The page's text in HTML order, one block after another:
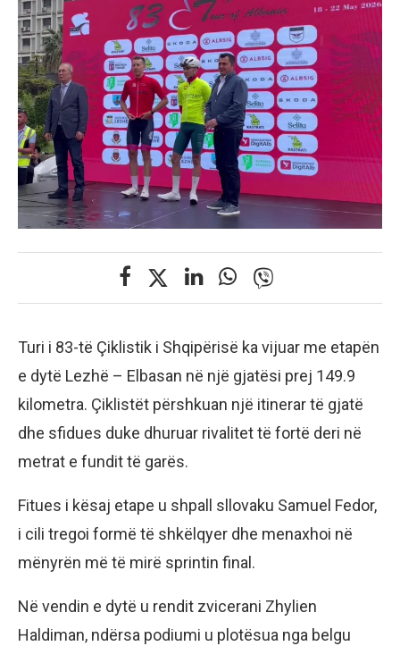
Turi i 83-të Çiklistik i Shqipërisë ka vijuar me etapën
e dytë Lezhë – Elbasan në një gjatësi prej 149.9
kilometra. Çiklistët përshkuan një itinerar të gjatë
dhe sfidues duke dhuruar rivalitet të fortë deri në
metrat e fundit të garës.
Fitues i kësaj etape u shpall sllovaku Samuel Fedor,
i cili tregoi formë të shkëlqyer dhe menaxhoi në
mënyrën më të mirë sprintin final.
Në vendin e dytë u rendit zvicerani Zhylien
Haldiman, ndërsa podiumi u plotësua nga belgu